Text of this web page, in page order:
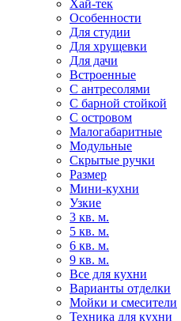
Хай-тек
Особенности
Для студии
Для хрущевки
Для дачи
Встроенные
С антресолями
С барной стойкой
С островом
Малогабаритные
Модульные
Скрытые ручки
Размер
Мини-кухни
Узкие
3 кв. м.
5 кв. м.
6 кв. м.
9 кв. м.
Все для кухни
Варианты отделки
Мойки и смесители
Техника для кухни